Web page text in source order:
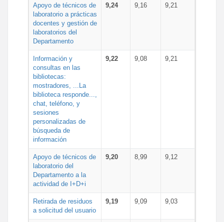
Apoyo de técnicos de
laboratorio a prácticas
docentes y gestión de
laboratorios del
Departamento
9,24 9,16 9,21
Información y
consultas en las
bibliotecas:
mostradores, ...La
biblioteca responde...,
chat, teléfono, y
sesiones
personalizadas de
búsqueda de
información
9,22 9,08 9,21
Apoyo de técnicos de
laboratorio del
Departamento a la
actividad de I+D+i
9,20 8,99 9,12
Retirada de residuos
a solicitud del usuario
9,19 9,09 9,03